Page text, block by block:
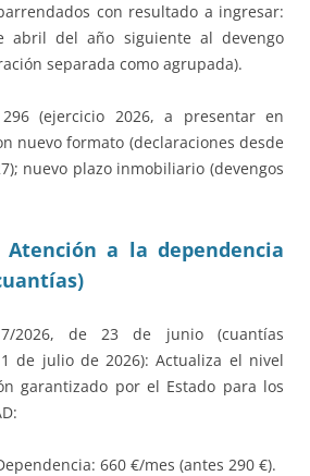
con resultado a ingresar:
abril del año siguiente al devengo
separada como agrupada).
(ejercicio 2026, a presentar en
nuevo formato (declaraciones desde
nuevo plazo inmobiliario (devengos
Atención a la dependencia
2026, de 23 de junio (cuantías
de julio de 2026): Actualiza el nivel
garantizado por el Estado para los
660 €/mes (antes 290 €).